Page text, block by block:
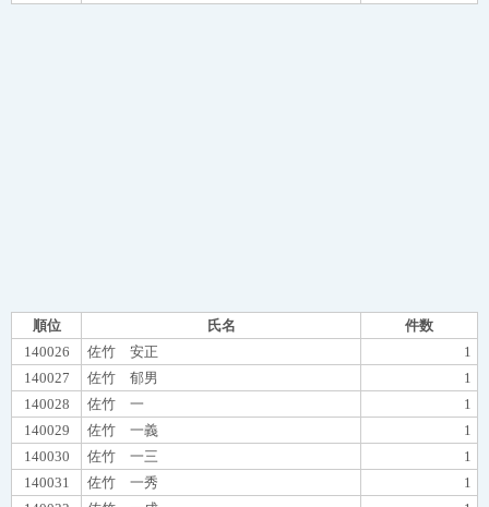
順位 氏名
件数
140026
佐竹 安正
1
140027
佐竹 郁男
1
140028
佐竹 一
1
140029
佐竹 一義
1
140030
佐竹 一三
1
140031
佐竹 一秀
1